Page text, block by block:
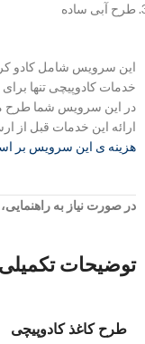
طرح آبی ساده
این سرویس شامل کادو
خدمات کادوپیچی تنها
در این سرویس شما طرح
ارائه این خدمات قبل از
هزینه ی این سرویس بر
در صورت نیاز به
توضیحات تکمیلی
طرح کاغذ کادوپیچی